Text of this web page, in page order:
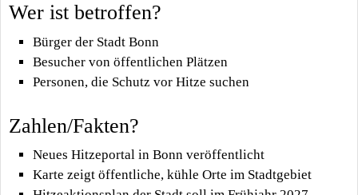
Wer ist betroffen?
Bürger der Stadt Bonn
Besucher von öffentlichen Plätzen
Personen, die Schutz vor Hitze suchen
Zahlen/Fakten?
Neues Hitzeportal in Bonn veröffentlicht
Karte zeigt öffentliche, kühle Orte im Stadtgebiet